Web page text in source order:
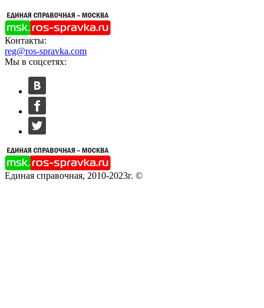
Контакты:
reg@ros-spravka.com
Мы в соцсетях:
Единая справочная, 2010-2023г. ©